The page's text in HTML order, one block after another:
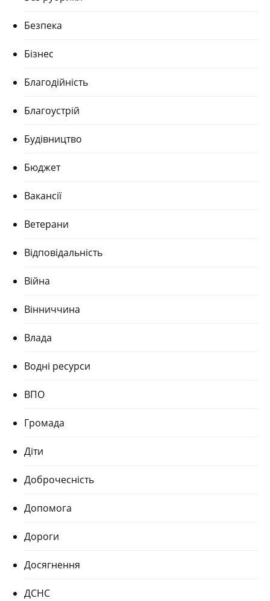
Безпека
Бізнес
Благодійність
Благоустрій
Будівництво
Бюджет
Вакансії
Ветерани
Відповідальність
Війна
Вінниччина
Влада
Водні ресурси
ВПО
Громада
Діти
Доброчесність
Допомога
Дороги
Досягнення
ДСНС